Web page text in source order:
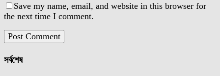
Save my name, email, and website in this browser for
the next time I comment.
সর্বশেষ